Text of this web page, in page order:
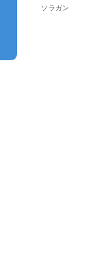
ソラガン